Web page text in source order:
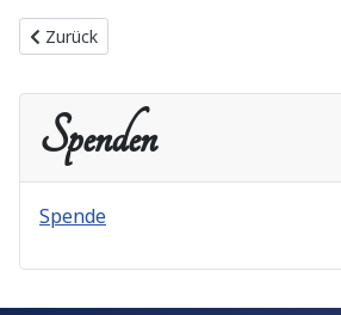
Vorheriger Beitrag: Datenschutzerklärung
Zurück
Spenden
Spende